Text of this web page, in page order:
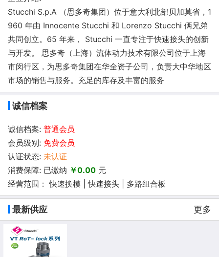
Stucchi S.p.A （思多奇集团）位于意大利北部贝加莫省，1
960 年由 Innocente Stucchi 和 Lorenzo Stucchi 俩兄弟
共同创立。65 年来， Stucchi 一直专注于快速接头的创新
与开发。 思多奇（上海）流体动力技术有限公司位于上海
市闵行区，为思多奇集团在华全资子公司，负责大中华地区
市场的销售与服务。充足的库存及丰富的服务
诚信档案
诚信档案: 普通会员
会员级别: 免费会员
认证状态: 未认证
消费保障: 已缴纳 ￥0.00 元
经营范围： 快速换模 | 快速接头 | 多路组合板
最新供应 更多